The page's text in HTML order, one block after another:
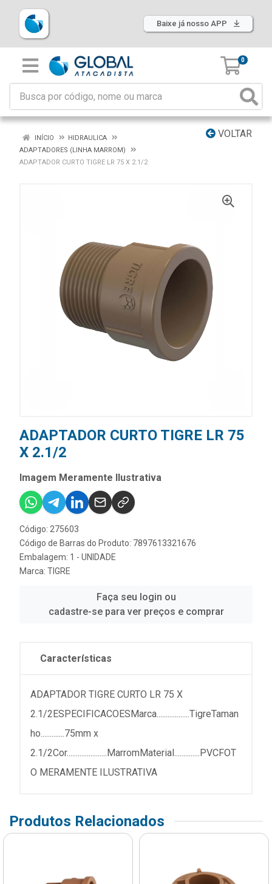
Baixe já nosso APP
0
VOLTAR
INÍCIO
HIDRAULICA
ADAPTADORES (LINHA MARROM)
ADAPTADOR CURTO TIGRE LR 75 X 2.1/2
ADAPTADOR CURTO TIGRE LR 75
X 2.1/2
Imagem Meramente Ilustrativa
Código: 275603
Código de Barras do Produto: 7897613321676
Embalagem: 1 - UNIDADE
Marca: TIGRE
Faça seu login ou
cadastre-se para ver preços e comprar
Características
ADAPTADOR TIGRE CURTO LR 75 X
2.1/2ESPECIFICACOESMarca..................TigreTaman
ho.............75mm x
2.1/2Cor......................MarromMaterial..............PVCFOT
O MERAMENTE ILUSTRATIVA
Produtos Relacionados